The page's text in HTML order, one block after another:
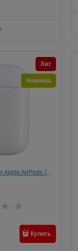
AirPods 2‑го
Хит
Новинка
Купить